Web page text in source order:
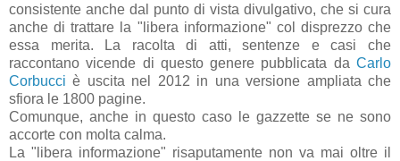
consistente anche dal punto di vista divulgativo, che si cura
anche di trattare la "libera informazione" col disprezzo che
essa merita. La racolta di atti, sentenze e casi che
raccontano vicende di questo genere pubblicata da Carlo
Corbucci è uscita nel 2012 in una versione ampliata che
sfiora le 1800 pagine.
Comunque, anche in questo caso le gazzette se ne sono
accorte con molta calma.
La "libera informazione" risaputamente non va mai oltre il